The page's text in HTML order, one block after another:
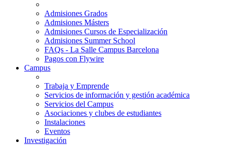
Admisiones Grados
Admisiones Másters
Admisiones Cursos de Especialización
Admisiones Summer School
FAQs - La Salle Campus Barcelona
Pagos con Flywire
Campus
Trabaja y Emprende
Servicios de información y gestión académica
Servicios del Campus
Asociaciones y clubes de estudiantes
Instalaciones
Eventos
Investigación